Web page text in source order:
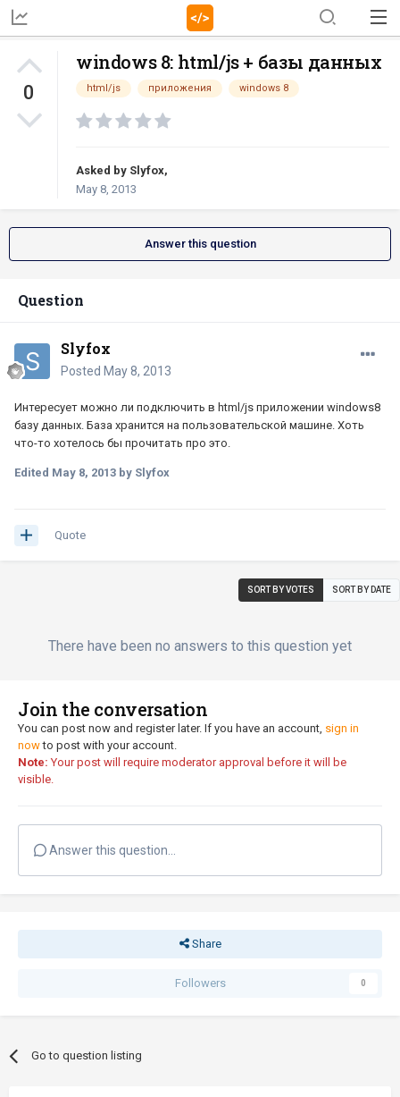
0
windows 8: html/js + базы данных
html/js приложения windows 8
Asked by Slyfox,
May 8, 2013
Answer this question
Question
Slyfox
Posted May 8, 2013
Интересует можно ли подключить в html/js приложении windows8
базу данных. База хранится на пользовательской машине. Хоть
что-то хотелось бы прочитать про это.
Edited May 8, 2013 by Slyfox
Quote
SORT BY VOTES SORT BY DATE
There have been no answers to this question yet
Join the conversation
You can post now and register later. If you have an account, sign in
nowto post with your account.
Note: Your post will require moderator approval before it will be
visible.
Answer this question...
Share
Followers 0
Go to question listing